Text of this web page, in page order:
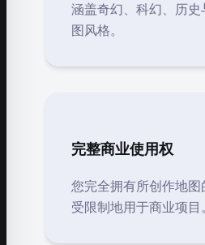
涵盖奇幻、科幻、历
图风格。
完整商业使用权
您完全拥有所创作地
受限制地用于商业项目。